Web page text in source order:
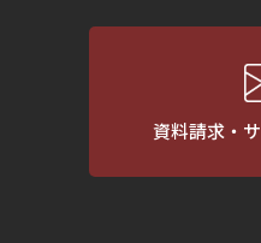
資料請求・